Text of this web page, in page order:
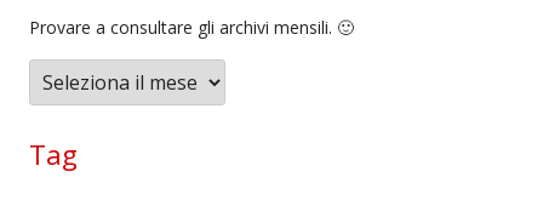
Provare a consultare gli archivi mensili. 🙂
r
h
Tag